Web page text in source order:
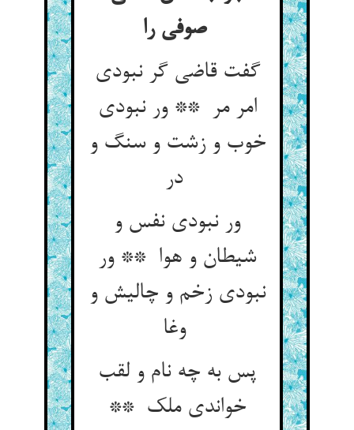
صوفی را
گفت قاضی گر نبودی
امر مر ** ور نبودی
خوب و زشت و سنگ و
در
ور نبودی نفس و
شیطان و هوا ** ور
نبودی زخم و چالیش و
وغا
پس به چه نام و لقب
خواندی ملک **